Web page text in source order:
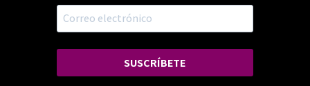
SUSCRÍBETE